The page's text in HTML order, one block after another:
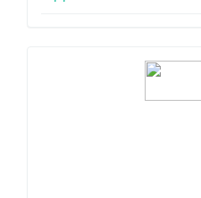
Индексация